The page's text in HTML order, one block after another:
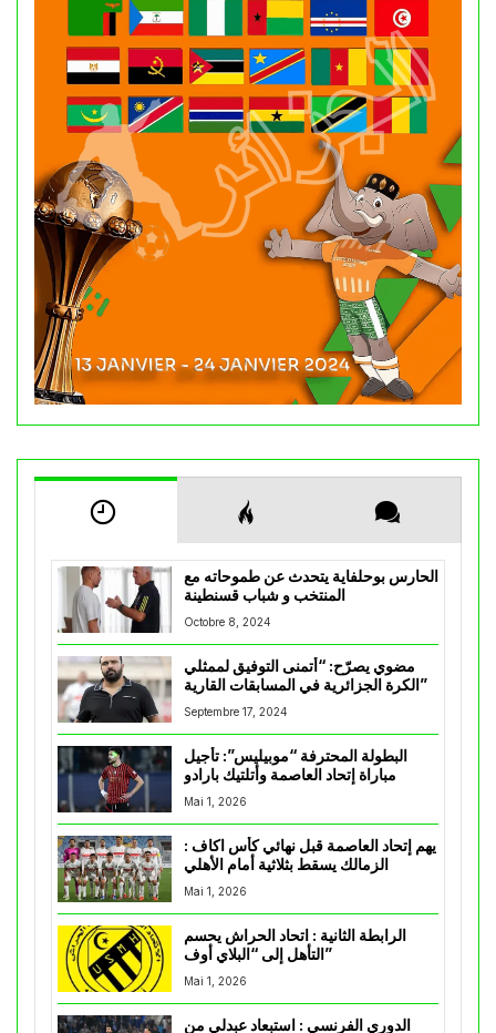
الحارس بوحلفاية يتحدث عن طموحاته مع
المنتخب و شباب قسنطينة
Octobre 8, 2024
مضوي يصرّح: “أتمنى التوفيق لممثلي
الكرة الجزائرية في المسابقات القارية”
Septembre 17, 2024
البطولة المحترفة “موبيليس”: تأجيل
مباراة إتحاد العاصمة وأتلتيك بارادو
Mai 1, 2026
يهم إتحاد العاصمة قبل نهائي كأس اكاف :
Mai 1, 2026
الرابطة الثانية : اتحاد الحراش يحسم
التأهل إلى “البلاي أوف”
Mai 1, 2026
الدوري الفرنسي : استبعاد عبدلي من